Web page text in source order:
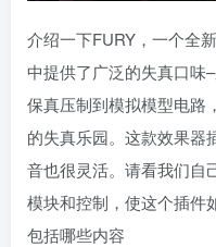
介绍一下FURY，一个全
中提供了广泛的失真口味
保真压制到模拟模型电路
的失真乐园。这款效果器
音也很灵活。请看我们自
模块和控制，使这个插件
包括哪些内容